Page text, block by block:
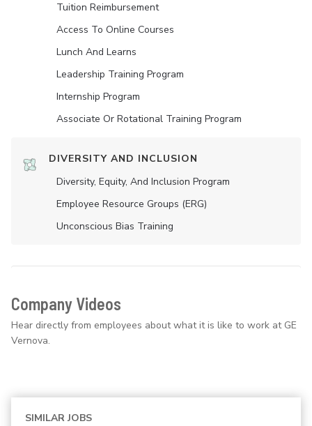
Tuition Reimbursement
Access To Online Courses
Lunch And Learns
Leadership Training Program
Internship Program
Associate Or Rotational Training Program
DIVERSITY AND INCLUSION
Diversity, Equity, And Inclusion Program
Employee Resource Groups (ERG)
Unconscious Bias Training
Company Videos
Hear directly from employees about what it is like to work at GE
Vernova.
SIMILAR JOBS